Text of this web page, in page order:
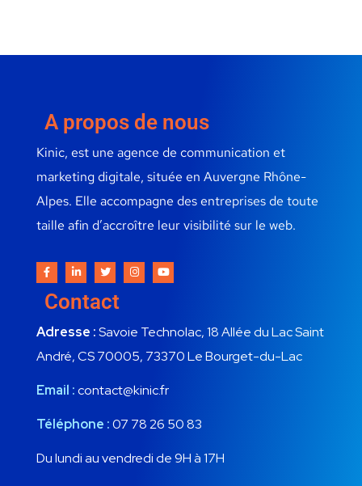
A propos de nous
Kinic, est une agence de communication et
marketing digitale, située en Auvergne Rhône-
Alpes. Elle accompagne des entreprises de toute
taille afin d’accroître leur visibilité sur le web.
Contact
Adresse :Savoie Technolac, 18 Allée du Lac Saint
André, CS 70005, 73370 Le Bourget-du-Lac
Email :contact@kinic.fr
Téléphone :07 78 26 50 83
Du lundi au vendredi de 9H à 17H